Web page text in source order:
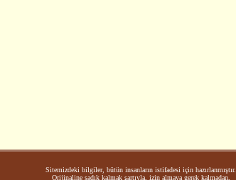
Sitemizdeki bilgiler, bütün insanların istifadesi için hazırlanmıştır.
Orijinaline sadık kalmak şartıyla, izin almaya gerek kalmadan,